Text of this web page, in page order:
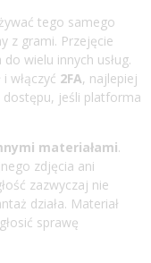
tego samego
z grami. Przejęcie
wielu innych usług.
włączyć 2FA, najlepiej
dostępu, jeśli platforma
materiałami.
zdjęcia ani
zazwyczaj nie
działa. Materiał
sprawę